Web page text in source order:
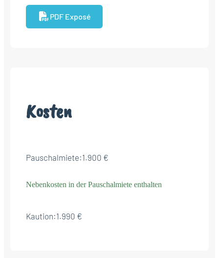
PDF Exposé
Kosten
Pauschalmiete:1.900 €
Nebenkosten in der Pauschalmiete enthalten
Kaution:1.990 €